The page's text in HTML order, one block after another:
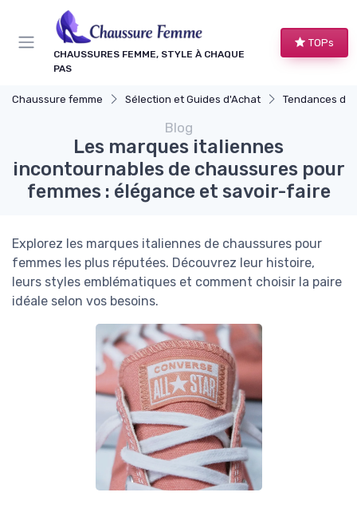
CHAUSSURES FEMME, STYLE À CHAQUE
PAS
TOPs
Chaussure femme Sélection et Guides d'Achat Tendances de
Blog
Les marques italiennes
incontournables de chaussures pour
femmes : élégance et savoir-faire
Explorez les marques italiennes de chaussures pour
femmes les plus réputées. Découvrez leur histoire,
leurs styles emblématiques et comment choisir la paire
idéale selon vos besoins.
Panneau de gestion des cookies